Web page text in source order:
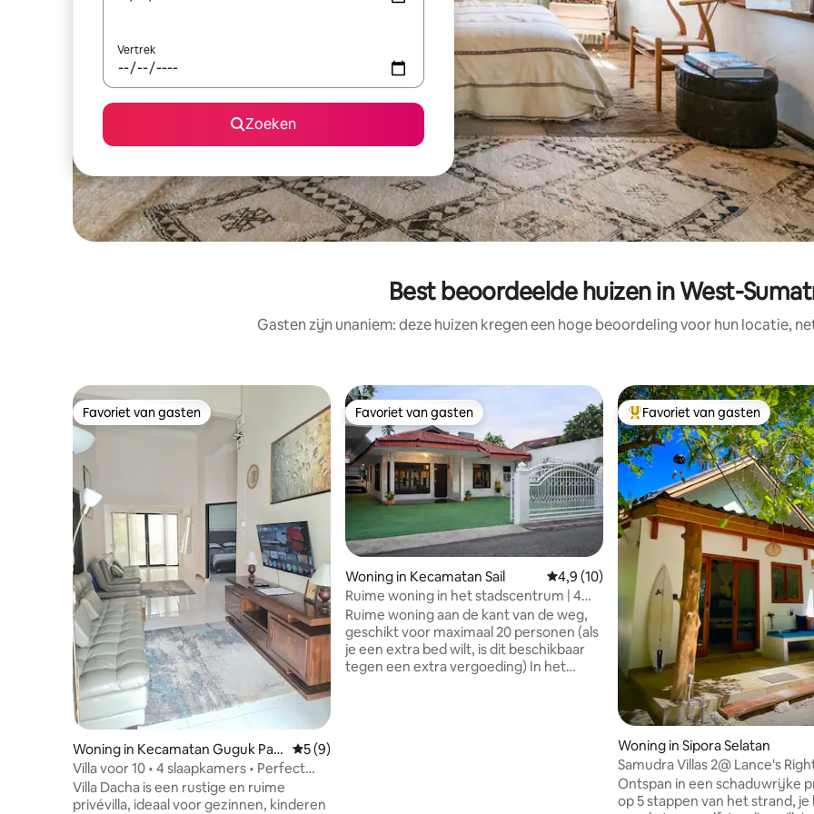
Vertrek
Zoeken
Best beoordeelde huizen in West-
Gasten zijn unaniem: deze huizen kregen een hoge beoordeling voor hun locatie,
Favoriet van gasten
Favoriet van gasten
Woning in Kecamatan Guguk Panj
ang
Gemiddelde beoordeling van 5 uit 5, 9 recensies
5 (9)
Villa voor 10 • 4 slaapkamers • Perfect
voor groepen
Villa Dacha is een rustige en ruime
privévilla, ideaal voor gezinnen, kinderen
Favoriet van gasten
Favoriet van gasten
Woning in Kecamatan Sail Gemiddelde beoordeling van 4,9 uit 5, 10
4,9 (10)
Ruime woning in het stadscentrum | 4
slaapkamers | Geweldig voor groepen
Ruime woning aan de kant van de weg,
geschikt voor maximaal 20 personen (als
je een extra bed wilt, is dit beschikbaar
tegen een extra vergoeding) In het
Topfavoriet van gasten
Favoriet van gasten
Woning in Sipora Selatan
Samudra Villas 2@ Lance's
wifi/4G)
Ontspan in een schaduwrijke
op 5 stappen van het strand,